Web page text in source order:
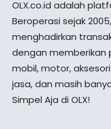
OLX.co.id adalah
Beroperasi sejak
menghadirkan
dengan memberikan
mobil, motor,
jasa, dan masih
Simpel Aja di OLX!